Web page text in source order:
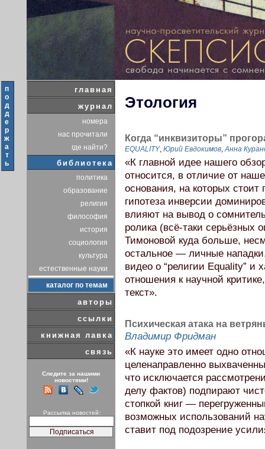
п
о
д
д
е
р
ж
а
т
ь
главная
журнал
номера
нас прочитали
где найти?
библиотека
политика
образование
религия
философия
история
социология
культура
естественные науки
каталог по темам
авторы
ссылки
книжная лавка
связь
Следите за нашими
новостями!
Рассылка новостей:
Этология
Когда “инквизиторы”
EQUALITY, Юрий Евдокимов,Анна
«К главной идее нашего
относится, в отличие от
основания, на которых
гипотеза инверсии
влияют на вывод о
ролика (всё-таки серьёзных
Тимоновой куда больше,
остальное — личные
видео о “религии Equality” и
отношения к научной
текст».
Психическая атака на
Владимир Фридман
«К науке это имеет одно
целенаправленно
что исключается
делу фактов) подпирают
стопкой книг —
возможных использований
ставит под подозрение